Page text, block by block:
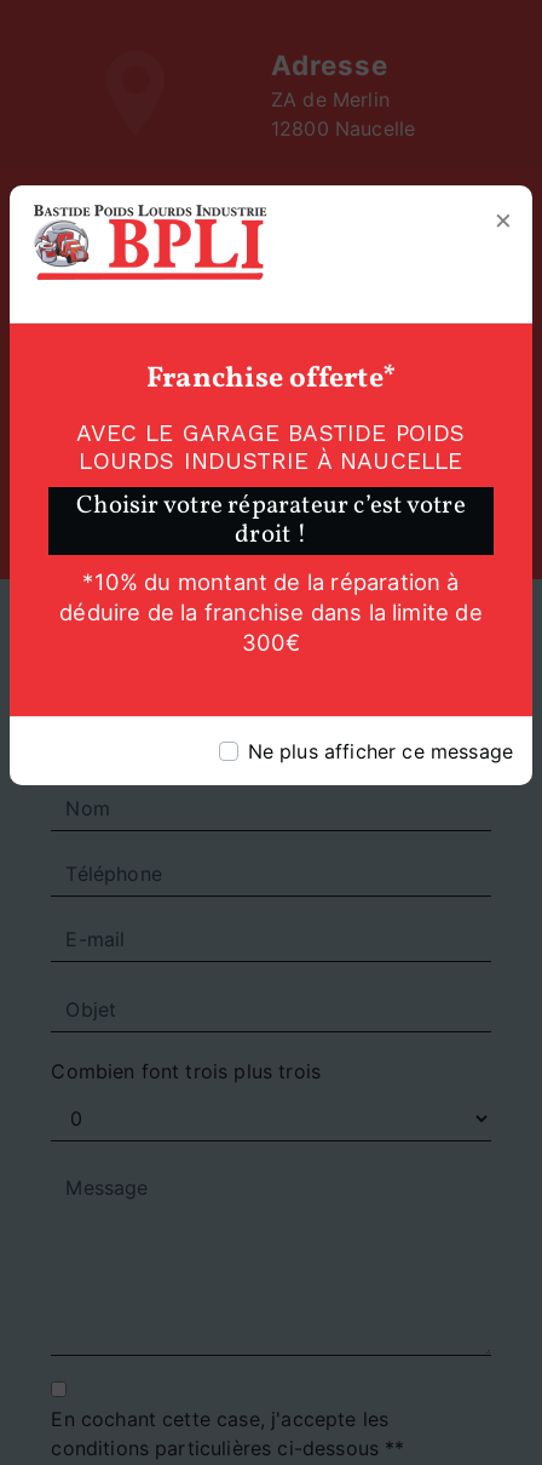
×
Franchise offerte*
AVEC LE GARAGE BASTIDE POIDS
LOURDS INDUSTRIE À NAUCELLE
Choisir votre réparateur c’est votre
droit !
*10% du montant de la réparation à
déduire de la franchise dans la limite de
300€
Ne plus afficher ce message
Adresse
ZA de Merlin
12800 Naucelle
E-mail
sarlbpli@orange.fr
Combien font trois plus trois
En cochant cette case, j'accepte les
conditions particulières ci-dessous **